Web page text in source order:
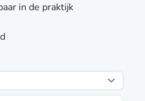
in de praktijk